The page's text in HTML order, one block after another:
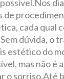
cada qual
dúvida, o
estético do
mas não é
o sorriso.Até